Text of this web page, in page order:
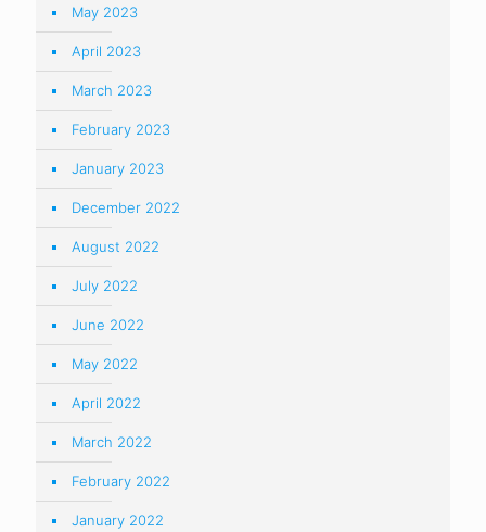
May 2023
April 2023
March 2023
February 2023
January 2023
December 2022
August 2022
July 2022
June 2022
May 2022
April 2022
March 2022
February 2022
January 2022